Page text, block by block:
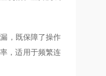
，既保障了操作
，适用于频繁连